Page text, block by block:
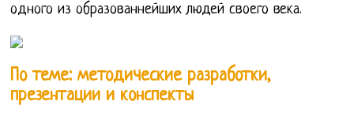
одного из образованнейших людей своего века.
По теме: методические разработки,
презентации и конспекты